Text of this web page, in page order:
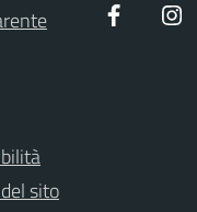
sito
Facebook